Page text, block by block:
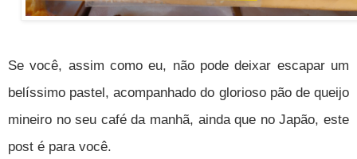
Se você, assim como eu, não pode deixar escapar um
belíssimo pastel, acompanhado do glorioso pão de queijo
mineiro no seu café da manhã, ainda que no Japão, este
post é para você.